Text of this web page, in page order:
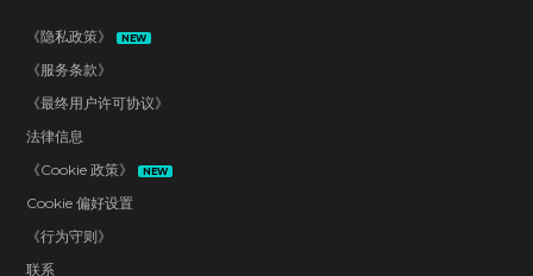
《隐私政策》 NEW
《服务条款》
《最终用户许可协议》
法律信息
《Cookie 政策》
NEW
Cookie 偏好设置
《行为守则》
联系